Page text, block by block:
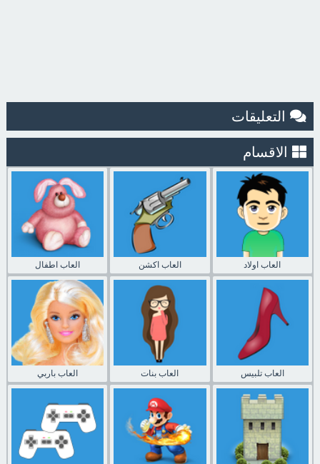
التعليقات
الاقسام
العاب اطفال العاب اكشن العاب اولاد
العاب باربي العاب بنات العاب تلبيس